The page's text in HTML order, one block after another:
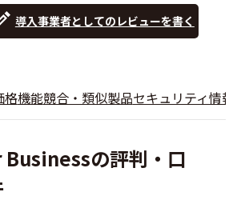
導入事業者としてのレビューを書く
格機能競合・類似製品セキュリティ情
の評判・口